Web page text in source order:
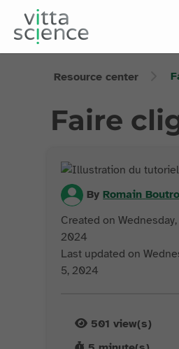
Resource center
Faire
ByRomain
Created on
2024
Last updated on
5, 2024
501 view(s)